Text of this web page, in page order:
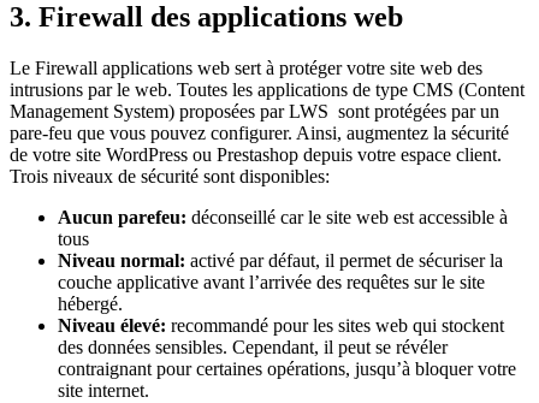
3. Firewall des applications web
Le Firewall applications web sert à protéger votre site web des
intrusions par le web. Toutes les applications de type CMS (Content
Management System) proposées par LWS sont protégées par un
pare-feu que vous pouvez configurer. Ainsi, augmentez la sécurité
de votre site WordPress ou Prestashop depuis votre espace client.
Trois niveaux de sécurité sont disponibles:
Aucun parefeu: déconseillé car le site web est accessible à
tous
Niveau normal: activé par défaut, il permet de sécuriser la
couche applicative avant l’arrivée des requêtes sur le site
hébergé.
Niveau élevé: recommandé pour les sites web qui stockent
des données sensibles. Cependant, il peut se révéler
contraignant pour certaines opérations, jusqu’à bloquer votre
site internet.